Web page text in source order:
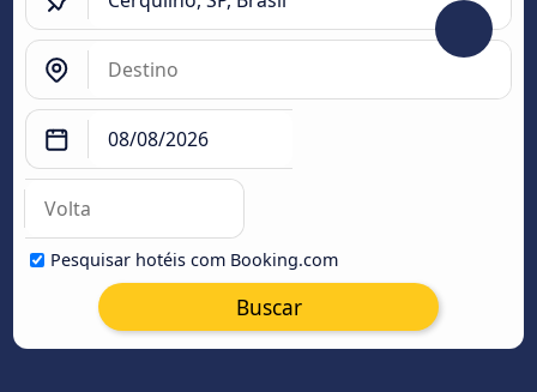
Pesquisar hotéis com Booking.com
Buscar